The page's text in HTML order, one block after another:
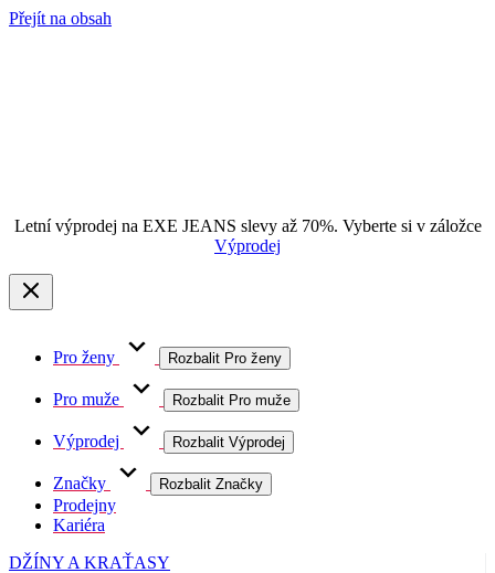
Přejít na obsah
Letní výprodej na EXE JEANS slevy až 70%. Vyberte si v záložce
Výprodej
Pro ženy Rozbalit Pro ženy
Pro muže Rozbalit Pro muže
Výprodej Rozbalit Výprodej
Značky Rozbalit Značky
Prodejny
Kariéra
DŽÍNY A KRAŤASY